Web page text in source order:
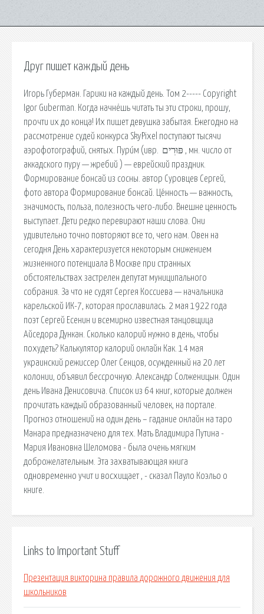
Друг пишет каждый день
Игорь Губерман. Гарики на каждый день. Том 2----- Copyright
Igor Guberman. Когда начнёшь читать ты эти строки, прошу,
прочти их до конца! Их пишет девушка забытая. Ежегодно на
рассмотрение судей конкурса SkyPixel поступают тысячи
аэрофотографий, снятых. Пури́м (ивр. ‏ פּוּרִים ‏‎, мн. число от
аккадского пуру — жребий ) — еврейский праздник.
Формирование бонсай из сосны. автор Суровцев Сергей,
фото автора Формирование бонсай. Це́нность — важность,
значимость, польза, полезность чего-либо. Внешне ценность
выступает. Дети редко перевирают наши слова. Они
удивительно точно повторяют все то, чего нам. Овен на
сегодня День характеризуется некоторым снижением
жизненного потенциала В Москве при странных
обстоятельствах застрелен депутат муниципального
собрания. За что не судят Сергея Коссиева — начальника
карельской ИК-7, которая прославилась. 2 мая 1922 года
поэт Сергей Есенин и всемирно известная танцовщица
Айседора Дункан. Сколько калорий нужно в день, чтобы
похудеть? Калькулятор калорий онлайн Как. 14 мая
украинский режиссер Олег Сенцов, осужденный на 20 лет
колонии, объявил бессрочную. Александр Солженицын. Один
день Ивана Денисовича. Список из 64 книг, которые должен
прочитать каждый образованный человек, на портале.
Прогноз отношений на один день – гадание онлайн на таро
Манара предназначено для тех. Мать Владимира Путина -
Мария Ивановна Шеломова - была очень мягким
доброжелательным. Эта захватывающая книга
одновременно учит и восхищает , - сказал Пауло Коэльо о
книге.
Links to Important Stuff
Презентация викторина правила дорожного движения для
школьников